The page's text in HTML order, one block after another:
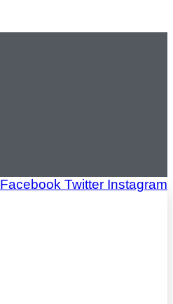
Facebook Twitter Instagram